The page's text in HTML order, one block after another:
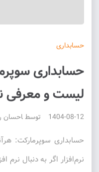
حسابداری
حسابداری
لیست و معرفی
1404-08-12 توسط احسان
حسابداری سوپرمارکت:
نرم‌افزار اگر به دنبال نرم